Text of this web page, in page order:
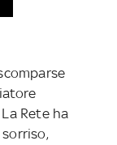
Rete ha